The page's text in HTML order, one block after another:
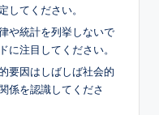
してください。
や統計を列挙しないで
に注目してください。
要因はしばしば社会的
係を認識してくださ